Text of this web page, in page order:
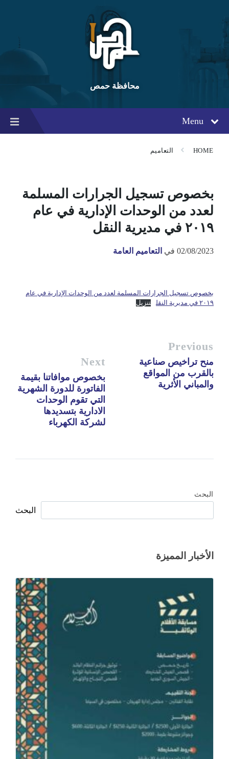
content
main
navigation
footer
محافظة حمص
Menu
HOME التعاميم
بخصوص تسجيل الجرارات المسلمة
لعدد من الوحدات الإدارية في عام
٢٠١٩ في مديرية النقل
02/08/2023 في التعاميم العامة
بخصوص تسجيل الجرارات المسلمة لعدد من الوحدات الإدارية في عام
٢٠١٩ في مديرية النقل
تنزيل
Previous
منح تراخيص صناعية
بالقرب من المواقع
والمباني الأثرية
Next
بخصوص موافاتنا بقيمة
الفاتورة للدورة الشهرية
التي تقوم الوحدات
الادارية بتسديدها
لشركة الكهرباء
البحث
البحث
الأخبار المميزة